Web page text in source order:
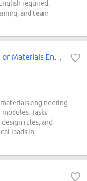
required.
and team
engineering
Tasks
rules, and
loads in